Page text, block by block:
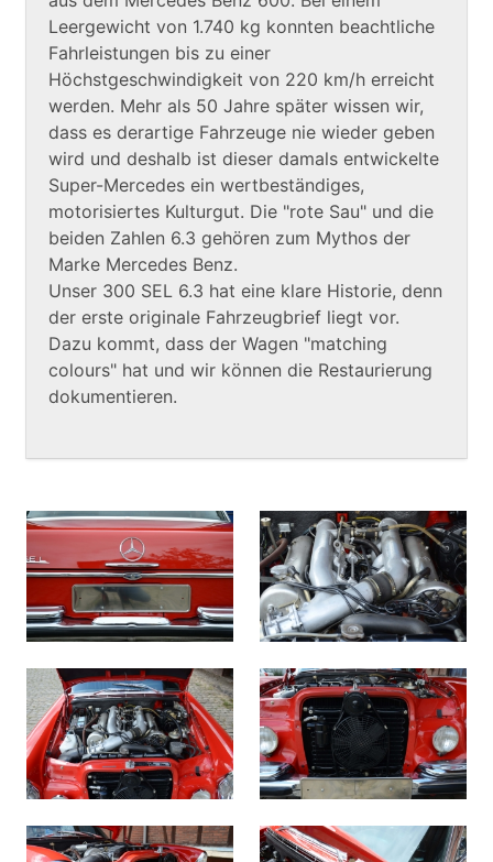
Leergewicht von 1.740 kg konnten beachtliche
Fahrleistungen bis zu einer
Höchstgeschwindigkeit von 220 km/h erreicht
werden. Mehr als 50 Jahre später wissen wir,
dass es derartige Fahrzeuge nie wieder geben
wird und deshalb ist dieser damals entwickelte
Super-Mercedes ein wertbeständiges,
motorisiertes Kulturgut. Die "rote Sau" und die
beiden Zahlen 6.3 gehören zum Mythos der
Marke Mercedes Benz.
Unser 300 SEL 6.3 hat eine klare Historie, denn
der erste originale Fahrzeugbrief liegt vor.
Dazu kommt, dass der Wagen "matching
colours" hat und wir können die Restaurierung
dokumentieren.